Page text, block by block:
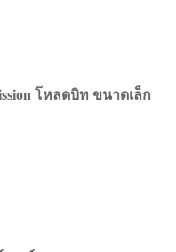
โหลดบิท ขนาดเล็ก